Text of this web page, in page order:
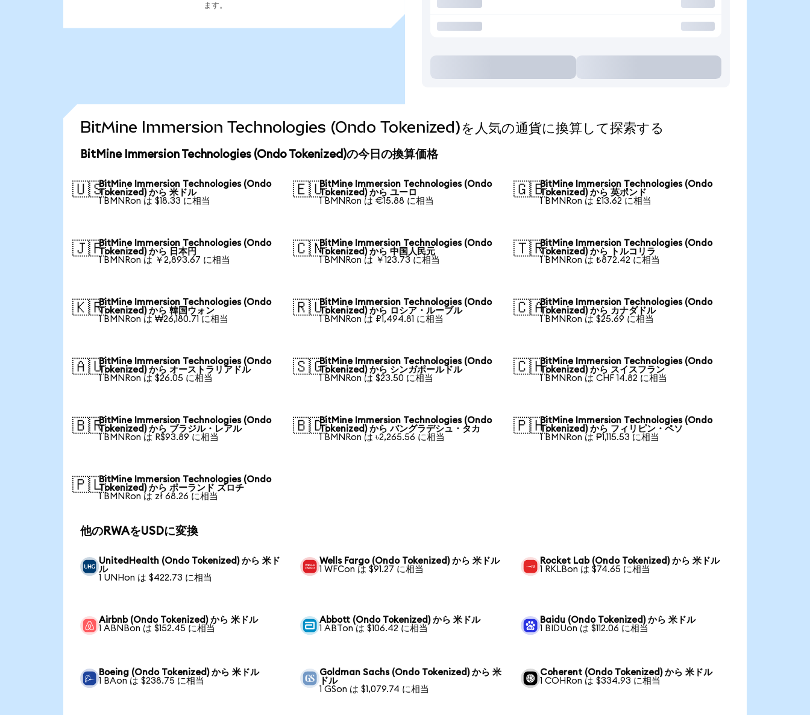
ます。
BitMine Immersion Technologies (Ondo Tokenized)を人気の通貨に換算して探索する
BitMine Immersion Technologies (Ondo Tokenized)の今日の換算価格
🇺🇸BitMine Immersion Technologies (Ondo
Tokenized) から 米ドル
1 BMNRon は $18.33 に相当
🇪🇺BitMine Immersion Technologies (Ondo
Tokenized) から ユーロ
1 BMNRon は €15.88 に相当
🇬🇧BitMine Immersion Technologies (Ondo
Tokenized) から 英ポンド
1 BMNRon は £13.62 に相当
🇯🇵BitMine Immersion Technologies (Ondo
Tokenized) から 日本円
1 BMNRon は ￥2,893.67 に相当
🇨🇳BitMine Immersion Technologies (Ondo
Tokenized) から 中国人民元
1 BMNRon は ￥123.73 に相当
🇹🇷BitMine Immersion Technologies (Ondo
Tokenized) から トルコリラ
1 BMNRon は ₺872.42 に相当
🇰🇷BitMine Immersion Technologies (Ondo
Tokenized) から 韓国ウォン
1 BMNRon は ₩26,180.71 に相当
🇷🇺BitMine Immersion Technologies (Ondo
Tokenized) から ロシア・ルーブル
1 BMNRon は ₽1,494.81 に相当
🇨🇦BitMine Immersion Technologies (Ondo
Tokenized) から カナダドル
1 BMNRon は $25.69 に相当
🇦🇺BitMine Immersion Technologies (Ondo
Tokenized) から オーストラリアドル
1 BMNRon は $26.05 に相当
🇸🇬BitMine Immersion Technologies (Ondo
Tokenized) から シンガポールドル
1 BMNRon は $23.50 に相当
🇨🇭BitMine Immersion Technologies (Ondo
Tokenized) から スイスフラン
1 BMNRon は CHF 14.82 に相当
🇧🇷BitMine Immersion Technologies (Ondo
Tokenized) から ブラジル・レアル
1 BMNRon は R$93.89 に相当
🇧🇩BitMine Immersion Technologies (Ondo
Tokenized) から バングラデシュ・タカ
1 BMNRon は ৳2,265.56 に相当
🇵🇭BitMine Immersion Technologies (Ondo
Tokenized) から フィリピン・ペソ
1 BMNRon は ₱1,115.53 に相当
🇵🇱BitMine Immersion Technologies (Ondo
Tokenized) から ポーランド ズロチ
1 BMNRon は zł 68.26 に相当
他のRWAをUSDに変換
UnitedHealth (Ondo Tokenized) から 米ド
ル
1 UNHon は $422.73 に相当
Wells Fargo (Ondo Tokenized) から 米ドル
1 WFCon は $91.27 に相当
Rocket Lab (Ondo Tokenized) から 米ドル
1 RKLBon は $74.65 に相当
Airbnb (Ondo Tokenized) から 米ドル
1 ABNBon は $152.45 に相当
Abbott (Ondo Tokenized) から 米ドル
1 ABTon は $106.42 に相当
Baidu (Ondo Tokenized) から 米ドル
1 BIDUon は $112.06 に相当
Boeing (Ondo Tokenized) から 米ドル
1 BAon は $238.75 に相当
Goldman Sachs (Ondo Tokenized) から 米
ドル
1 GSon は $1,079.74 に相当
Coherent (Ondo Tokenized) から 米ドル
1 COHRon は $334.93 に相当